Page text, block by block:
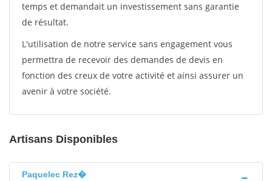
temps et demandait un investissement sans garantie
de résultat.
L'utilisation de notre service sans engagement vous
permettra de recevoir des demandes de devis en
fonction des creux de votre activité et ainsi assurer un
avenir à votre société.
Artisans Disponibles
Paquelec Rez�